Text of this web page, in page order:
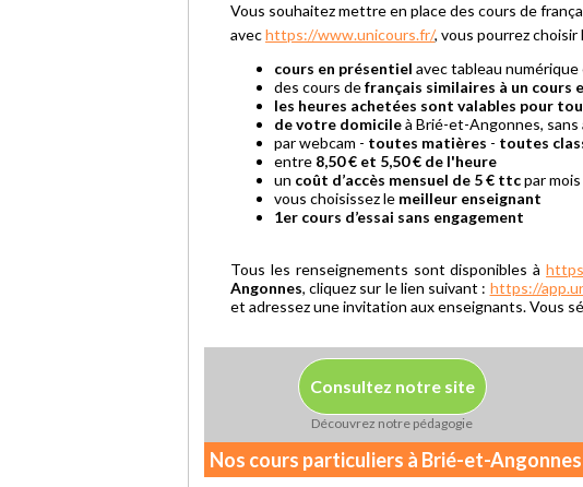
Vous souhaitez mettre en place des cours de
avechttps://www.unicours.fr/, vous pourrez
cours en présentiel avec tableau
des cours defrançais similaires à un cours
les heures achetées sont valables pour
de votre domicileà Brié-et-Angonnes,
par webcam - toutes matières - toutes
entre 8,50 € et 5,50 € de l'heure
un coût d’accès mensuel de 5 € ttcpar mois
vous choisissez le meilleur enseignant
1er cours d’essai sans engagement
Tous les renseignements sont disponibles à
Angonnes, cliquez sur le lien suivant : https://
et adressez une invitation aux enseignants. Vous
Consultez notre site
Découvrez notre pédagogie
Nos cours particuliers à Brié-et-